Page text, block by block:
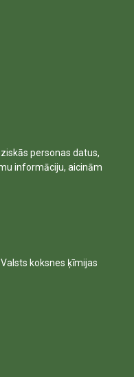
personas datus,
informāciju, aicinām
koksnes ķīmijas